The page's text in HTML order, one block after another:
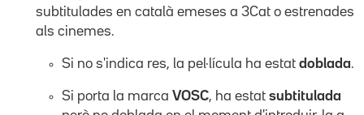
subtitulades en català emeses a 3Cat o estrenades
als cinemes.
Si no s'indica res, la pel·lícula ha estat doblada.
Si porta la marca VOSC, ha estat subtitulada